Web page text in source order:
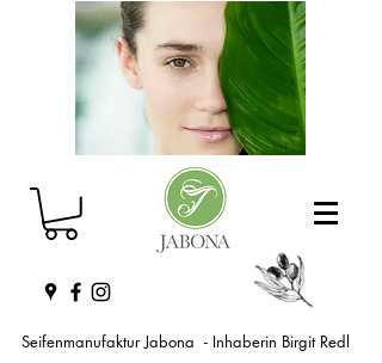
Seifenmanufaktur Jabona - Inhaberin Birgit Redl